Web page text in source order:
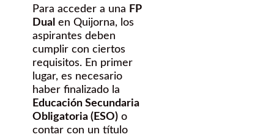
Para acceder a una FP
Dual en Quijorna, los
aspirantes deben
cumplir con ciertos
requisitos. En primer
lugar, es necesario
haber finalizado la
Educación Secundaria
Obligatoria (ESO) o
contar con un título